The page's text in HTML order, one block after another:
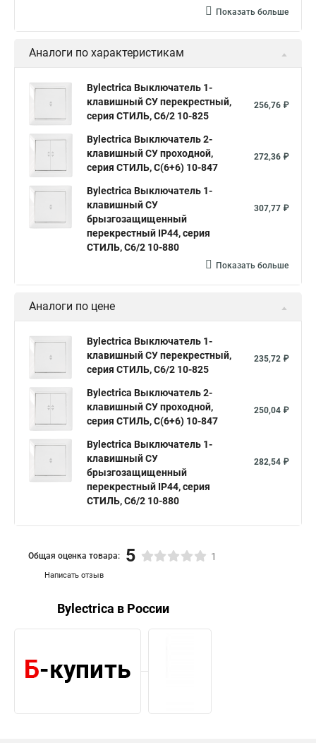
Показать больше
Аналоги по характеристикам
Bylectrica Выключатель 1-
клавишный СУ перекрестный,
серия СТИЛЬ, С6/2 10-825
256,76 ₽
Bylectrica Выключатель 2-
клавишный СУ проходной,
серия СТИЛЬ, С(6+6) 10-847
272,36 ₽
Bylectrica Выключатель 1-
клавишный СУ
брызгозащищенный
перекрестный IP44, серия
СТИЛЬ, С6/2 10-880
307,77 ₽
Показать больше
Аналоги по цене
Bylectrica Выключатель 1-
клавишный СУ перекрестный,
серия СТИЛЬ, С6/2 10-825
235,72 ₽
Bylectrica Выключатель 2-
клавишный СУ проходной,
серия СТИЛЬ, С(6+6) 10-847
250,04 ₽
Bylectrica Выключатель 1-
клавишный СУ
брызгозащищенный
перекрестный IP44, серия
СТИЛЬ, С6/2 10-880
282,54 ₽
Написать отзыв
Общая оценка товара: 5 1
Bylectrica в России